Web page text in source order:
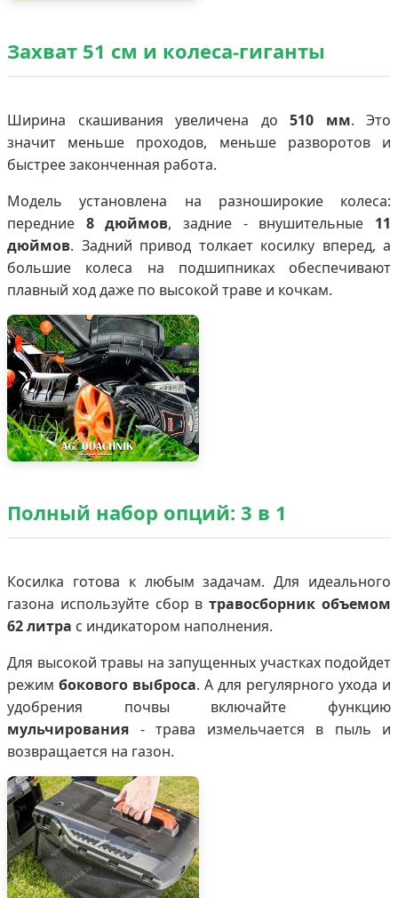
Захват 51 см и колеса-гиганты
Ширина скашивания увеличена до 510 мм. Это
значит меньше проходов, меньше разворотов и
быстрее законченная работа.
Модель установлена на разноширокие колеса:
передние 8 дюймов, задние - внушительные 11
дюймов. Задний привод толкает косилку вперед, а
большие колеса на подшипниках обеспечивают
плавный ход даже по высокой траве и кочкам.
Полный набор опций: 3 в 1
Косилка готова к любым задачам. Для идеального
газона используйте сбор втравосборник объемом
62 литра с индикатором наполнения.
Для высокой травы на запущенных участках подойдет
режим бокового выброса. А для регулярного ухода и
удобрения почвы включайте функцию
мульчирования - трава измельчается в пыль и
возвращается на газон.